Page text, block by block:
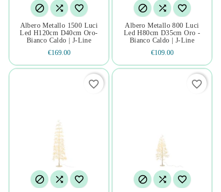
  
Albero Metallo 1500 Luci
Led H120cm D40cm Oro-
Bianco Caldo | J-Line
€169.00
  
Albero Metallo 800 Luci
Led H80cm D35cm Oro -
Bianco Caldo | J-Line
€109.00
  
favorite_border
  
favorite_border